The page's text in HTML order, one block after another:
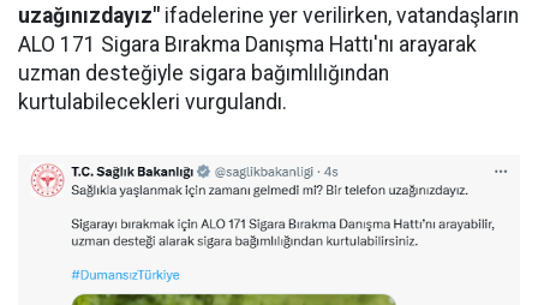
uzağınızdayız" ifadelerine yer verilirken, vatandaşların
ALO 171 Sigara Bırakma Danışma Hattı'nı arayarak
uzman desteğiyle sigara bağımlılığından
kurtulabilecekleri vurgulandı.